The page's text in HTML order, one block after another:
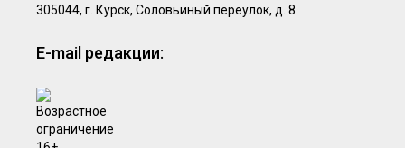
305044, г. Курск, Соловьиный переулок, д. 8
E-mail редакции: